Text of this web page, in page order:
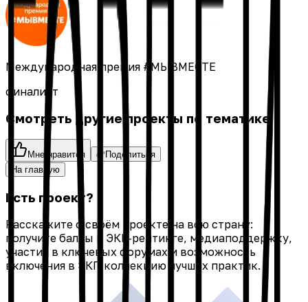
Международная премия #МЫВМЕСТЕ
финалист
Смотреть другие проекты по тематике
Мне нравится
Поделиться
На главную
Есть проект?
Расскажите о своём проекте на всю страну:
получите баллы в ЭКГ-рейтинге, медиаподдержку,
участие в ключевых форумах и возможность
включения в ЭКГ-коллекцию лучших практик.